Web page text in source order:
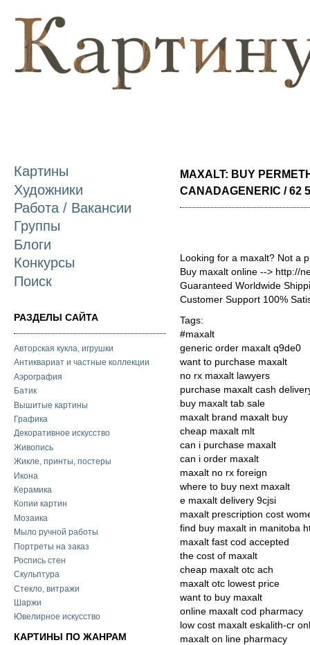
Картины
Художники
Работа / Вакансии
Группы
Блоги
Конкурсы
Поиск
РАЗДЕЛЫ САЙТА
Авторская кукла, игрушки
Антиквариат и частные коллекции
Аэрография
Батик
Вышитые картины
Графика
Декоративное искусство
Живопись
Жикле, принты, постеры
Икона
Керамика
Копии картин
Мозаика
Мыло ручной работы
Портреты на заказ
Роспись стен
Скульптура
Стекло, витражи
Шаржи
Ювелирное искусство
КАРТИНЫ ПО ЖАНРАМ
MAXALT: BUY
CANADAGENERIC / 62
Looking for a maxalt? Not a
Buy maxalt online --> http://
Guaranteed Worldwide
Customer Support 100%
Tags:
#maxalt
generic order maxalt q9de0
want to purchase maxalt
no rx maxalt lawyers
purchase maxalt cash
buy maxalt tab sale
maxalt brand maxalt buy
cheap maxalt mlt
can i purchase maxalt
can i order maxalt
maxalt no rx foreign
where to buy next maxalt
e maxalt delivery 9cjsi
maxalt prescription cost
find buy maxalt in manitoba
maxalt fast cod accepted
the cost of maxalt
cheap maxalt otc ach
maxalt otc lowest price
want to buy maxalt
online maxalt cod pharmacy
low cost maxalt eskalith-cr
maxalt on line pharmacy